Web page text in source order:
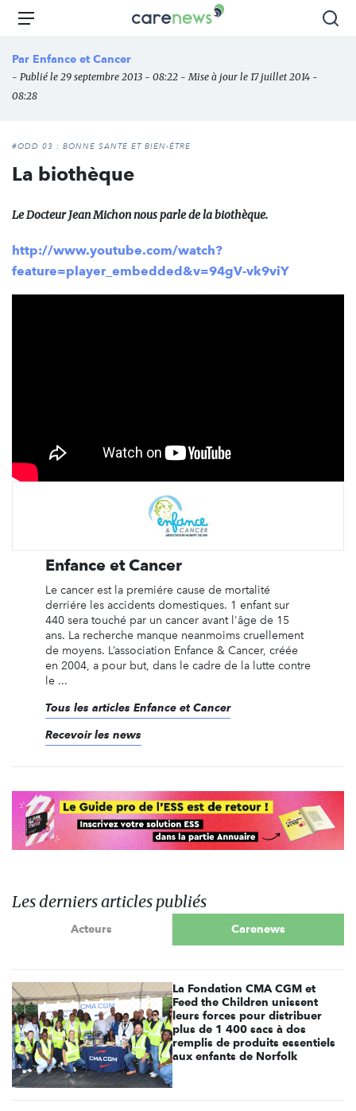
Aller
principal
Carenews,
des
Menu
Par Enfance et Cancer
- Publié le 29 septembre 2013 - 08:22 - Mise à jour le 17 juillet 2014 -
08:28
#ODD 03 : BONNE SANTÉ ET BIEN-ÊTRE
La biothèque
Le Docteur Jean Michon nous parle de la biothèque.
http://www.youtube.com/watch?
feature=player_embedded&v=94gV-vk9viY
Enfance et Cancer
Le cancer est la premiére cause de mortalité
derriére les accidents domestiques. 1 enfant sur
440 sera touché par un cancer avant l'âge de 15
ans. La recherche manque neanmoims cruellement
de moyens. L’association Enfance & Cancer, créée
en 2004, a pour but, dans le cadre de la lutte contre
le ...
Tous les articles Enfance et Cancer
Recevoir les news
Les derniers articles publiés
Acteurs Carenews
La Fondation CMA CGM et
Feed the Children unissent
leurs forces pour distribuer
plus de 1 400 sacs à dos
remplis de produits essentiels
aux enfants de Norfolk